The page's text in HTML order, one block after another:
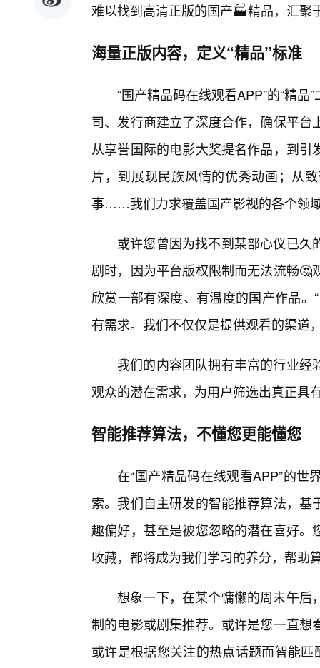
难以找到高清正版的国产🏭精品，汇聚
海量正版内容，定义“精品”标准
“国产精品码在线观看APP”的“精
司、发行商建立了深度合作，确保平
从享誉国际的电影大奖提名作品，到
片，到展现民族风情的优秀动画；从
事……我们力求覆盖国产影视的各个领
或许您曾因为找不到某部心仪已
剧时，因为平台版权限制而无法流畅
欣赏一部有深度、有温度的国产作品
有需求。我们不仅仅是提供观看的渠道
我们的内容团队拥有丰富的行业
观众的潜在需求，为用户筛选出真正具
智能推荐算法，不懂您更能懂您
在“国产精品码在线观看APP”的
索。我们自主研发的智能推荐算法，
趣偏好，甚至是被您忽略的潜在喜好
收藏，都将成为我们学习的养分，帮助
想象一下，在某个慵懒的周末午后
制的电影或剧集推荐。或许是您一直
或许是根据您关注的热点话题而智能